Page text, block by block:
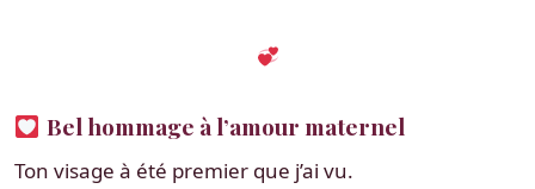
Bel hommage à l’amour maternel
Ton visage à été premier que j’ai vu.